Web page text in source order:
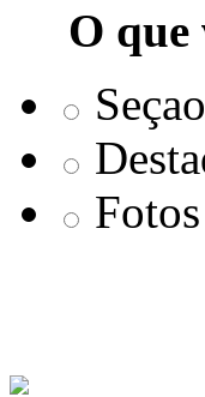
O que